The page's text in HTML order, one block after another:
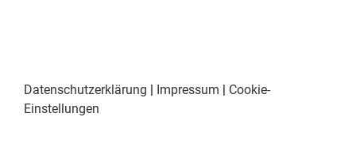
Datenschutzerklärung | Impressum | Cookie-
Einstellungen